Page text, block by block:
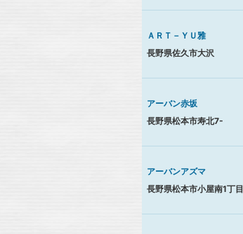
ＡＲＴ－ＹＵ雅
長野県佐久市大沢
アーバン赤坂
長野県松本市寿北7-
アーバンアズマ
長野県松本市小屋南1丁目